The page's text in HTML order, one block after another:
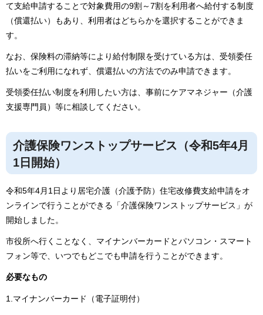
て支給申請することで対象費用の9割～7割を利用者へ給付する制度
（償還払い）もあり、利用者はどちらかを選択することができま
す。
なお、保険料の滞納等により給付制限を受けている方は、受領委任
払いをご利用になれず、償還払いの方法でのみ申請できます。
受領委任払い制度を利用したい方は、事前にケアマネジャー（介護
支援専門員）等に相談してください。
介護保険ワンストップサービス（令和5年4月
1日開始）
令和5年4月1日より居宅介護（介護予防）住宅改修費支給申請をオ
ンラインで行うことができる「介護保険ワンストップサービス」が
開始しました。
市役所へ行くことなく、マイナンバーカードとパソコン・スマート
フォン等で、いつでもどこでも申請を行うことができます。
必要なもの
1.マイナンバーカード（電子証明付）